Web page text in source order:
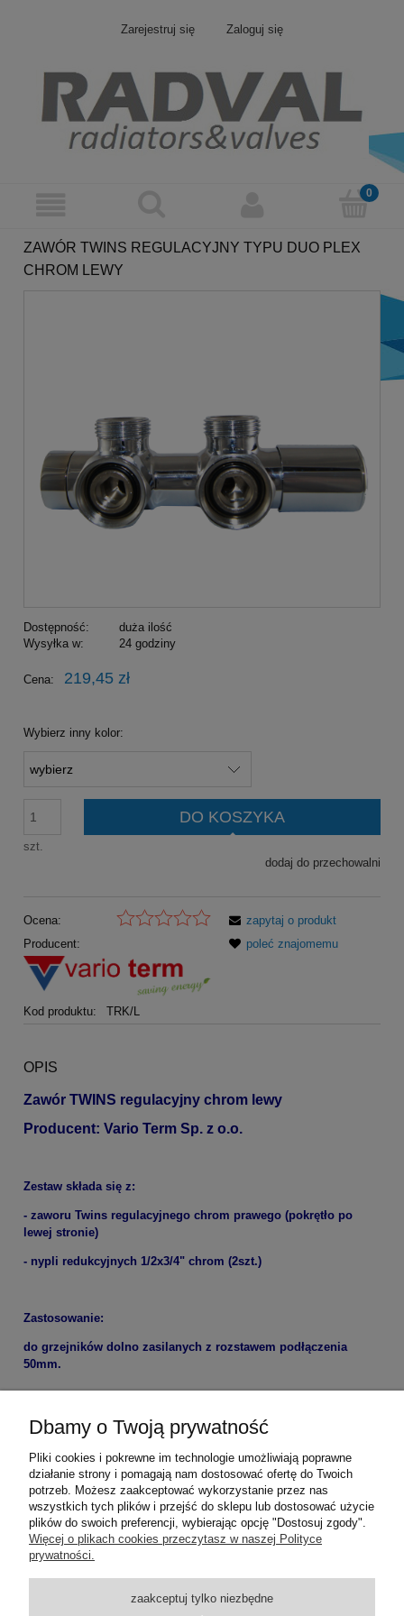
Zarejestruj się Zaloguj się
ZAWÓR TWINS REGULACYJNY TYPU DUO PLEX
CHROM LEWY
Dostępność:
duża ilość
Wysyłka w:
24 godziny
Cena: 219,45 zł
Wybierz inny kolor:
szt.
DO KOSZYKA
dodaj do przechowalni
Ocena:
Producent:
Kod produktu: TRK/L
zapytaj o produkt
poleć znajomemu
OPIS
Zawór TWINS regulacyjny chrom lewy
Producent: Vario Term Sp. z o.o.
Zestaw składa się z:
- zaworu Twins regulacyjnego chrom prawego (pokrętło po
lewej stronie)
- nypli redukcyjnych 1/2x3/4" chrom (2szt.)
Zastosowanie:
do grzejników dolno zasilanych z rozstawem podłączenia
50mm.
Gwarancja 3 lata.
Pomoc
Dostawa
Dbamy o Twoją prywatność
Pliki cookies i pokrewne im technologie umożliwiają poprawne
działanie strony i pomagają nam dostosować ofertę do Twoich
potrzeb. Możesz zaakceptować wykorzystanie przez nas
wszystkich tych plików i przejść do sklepu lub dostosować użycie
plików do swoich preferencji, wybierając opcję "Dostosuj zgody".
Więcej o plikach cookies przeczytasz w naszej Polityce
prywatności.
zaakceptuj tylko niezbędne